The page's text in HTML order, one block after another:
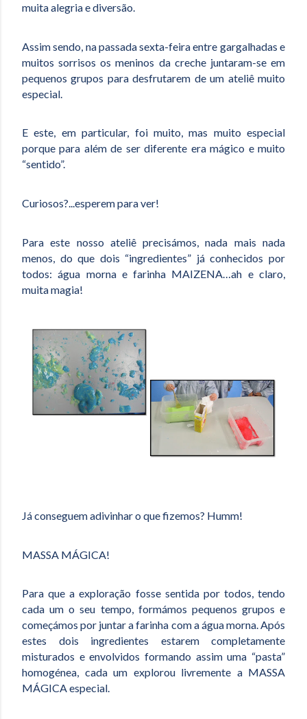
muita alegria e diversão.
Assim sendo, na passada sexta-feira entre gargalhadas e
muitos sorrisos os meninos da creche juntaram-se em
pequenos grupos para desfrutarem de um ateliê muito
especial.
E este, em particular, foi muito, mas muito especial
porque para além de ser diferente era mágico e muito
“sentido”.
Curiosos?...esperem para ver!
Para este nosso ateliê precisámos, nada mais nada
menos, do que dois “ingredientes” já conhecidos por
todos: água morna e farinha MAIZENA…ah e claro,
muita magia!
Já conseguem adivinhar o que fizemos? Humm!
MASSA MÁGICA!
Para que a exploração fosse sentida por todos, tendo
cada um o seu tempo, formámos pequenos grupos e
começámos por juntar a farinha com a água morna. Após
estes dois ingredientes estarem completamente
misturados e envolvidos formando assim uma “pasta”
homogénea, cada um explorou livremente a MASSA
MÁGICA especial.